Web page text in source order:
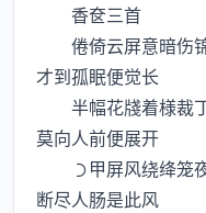
香奁三首
倦倚云屏意暗伤锦
才到孤眠便觉长
半幅花牋着様裁丁
莫向人前便展开
甲屏风绕绛笼夜
断尽人肠是此风